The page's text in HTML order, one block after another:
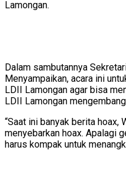
Lamongan.
Dalam sambutannya
Menyampaikan, acara ini
LDII Lamongan agar bisa
LDII Lamongan
“Saat ini banyak berita hoax,
menyebarkan hoax. Apalagi
harus kompak untuk